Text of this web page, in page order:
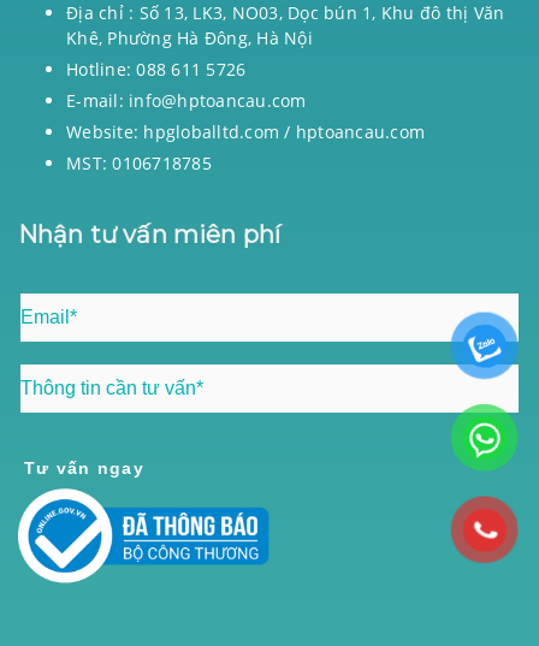
Địa chỉ : Số 13, LK3, NO03, Dọc bún 1, Khu đô thị Văn
Khê, Phường Hà Đông, Hà Nội
Hotline: 088 611 5726
E-mail: info@hptoancau.com
Website: hpgloballtd.com / hptoancau.com
MST: 0106718785
Nhận tư vấn miên phí
Tư vấn ngay